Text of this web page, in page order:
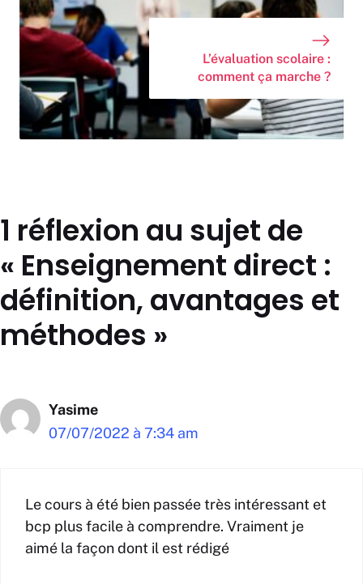
L’évaluation scolaire :
comment ça marche ?
1 réflexion au sujet de
« Enseignement direct :
définition, avantages et
méthodes »
Yasime
07/07/2022 à 7:34 am
Le cours à été bien passée très intéressant et
bcp plus facile à comprendre. Vraiment je
aimé la façon dont il est rédigé